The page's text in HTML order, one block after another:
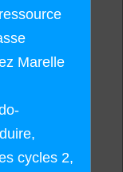
Marelle
cycles 2,